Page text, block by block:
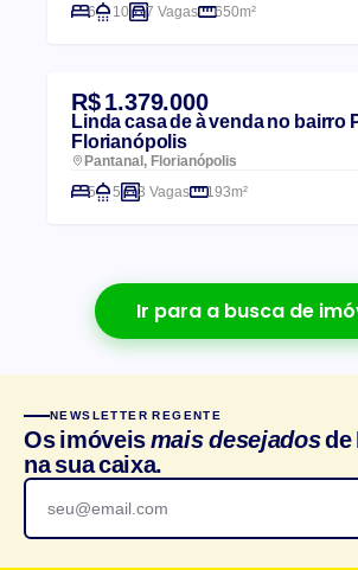
6
10 7 Vagas 650m²
R$ 1.379.000
Linda casa de à venda no bairro
Florianópolis
Pantanal, Florianópolis
5
5 3 Vagas 193m²
Ir para a busca de
NEWSLETTER REGENTE
Os imóveismais desejadosde
na sua caixa.